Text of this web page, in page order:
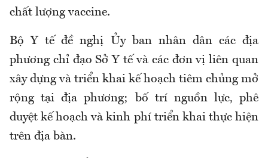
chất lượng vaccine.
Bộ Y tế đề nghị Ủy ban nhân dân các địa
phương chỉ đạo Sở Y tế và các đơn vị liên quan
xây dựng và triển khai kế hoạch tiêm chủng mở
rộng tại địa phương; bố trí nguồn lực, phê
duyệt kế hoạch và kinh phí triển khai thực hiện
trên địa bàn.